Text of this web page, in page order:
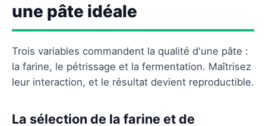
une pâte idéale
Trois variables commandent la qualité d'une pâte :
la farine, le pétrissage et la fermentation. Maîtrisez
leur interaction, et le résultat devient reproductible.
La sélection de la farine et de